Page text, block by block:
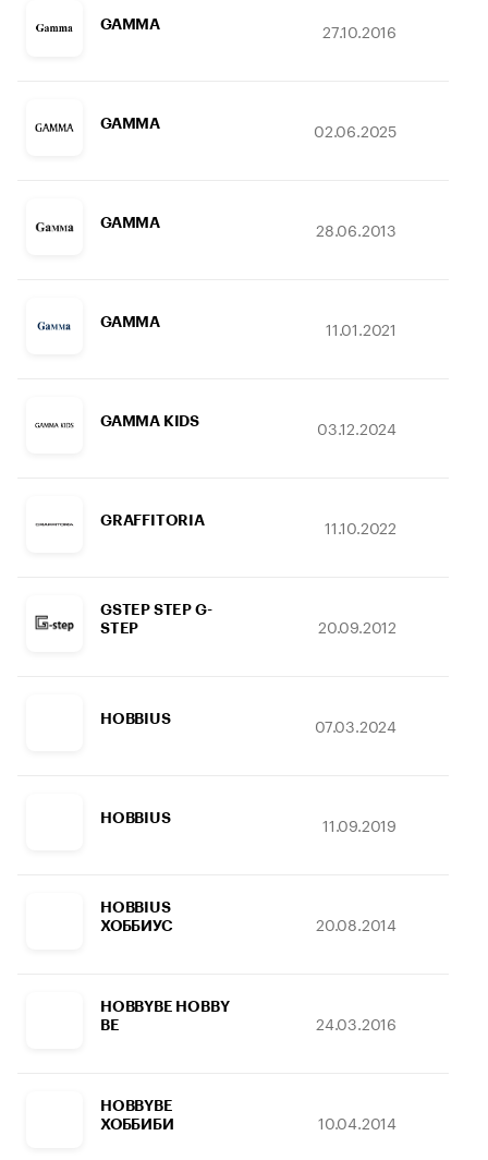
GAMMA 27.10.2016
GAMMA 02.06.2025
GAMMA 28.06.2013
GAMMA 11.01.2021
GAMMA KIDS 03.12.2024
GRAFFITORIA 11.10.2022
GSTEP STEP G-
STEP
20.09.2012
HOBBIUS 07.03.2024
HOBBIUS 11.09.2019
HOBBIUS
ХОББИУС
20.08.2014
HOBBYBE HOBBY
BE
24.03.2016
HOBBYBE
ХОББИБИ
10.04.2014